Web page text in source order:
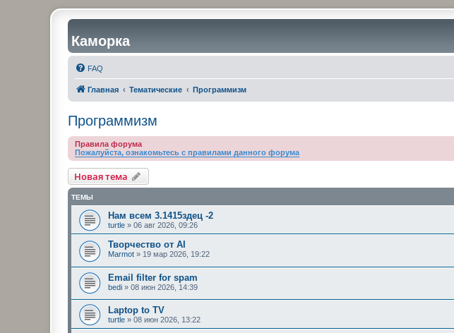
Каморка
FAQ
Главная Тематические Программизм
Программизм
Правила форума
Пожалуйста, ознакомьтесь с правилами данного форума
Новая тема
ТЕМЫ
Нам всем 3.1415здец -2
turtle » 06 авг 2026, 09:26
Творчество от AI
Marmot » 19 мар 2026, 19:22
Email filter for spam
bedi » 08 июн 2026, 14:39
Laptop to TV
turtle » 08 июн 2026, 13:22